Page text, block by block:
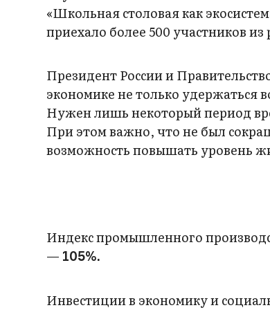
«Школьная столовая как
приехало более 500 участников
Президент России и
экономике не только удержаться
Нужен лишь некоторый период
При этом важно, что не был
возможность повышать уровень
Индекс промышленного
— 105%.
Инвестиции в экономику и